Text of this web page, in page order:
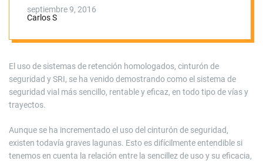
septiembre 9, 2016
Carlos S
El uso de sistemas de retención homologados, cinturón de
seguridad y SRI, se ha venido demostrando como el sistema de
seguridad vial más sencillo, rentable y eficaz, en todo tipo de vías y
trayectos.
Aunque se ha incrementado el uso del cinturón de seguridad,
existen todavía graves lagunas. Esto es difícilmente entendible si
tenemos en cuenta la relación entre la sencillez de uso y su eficacia,